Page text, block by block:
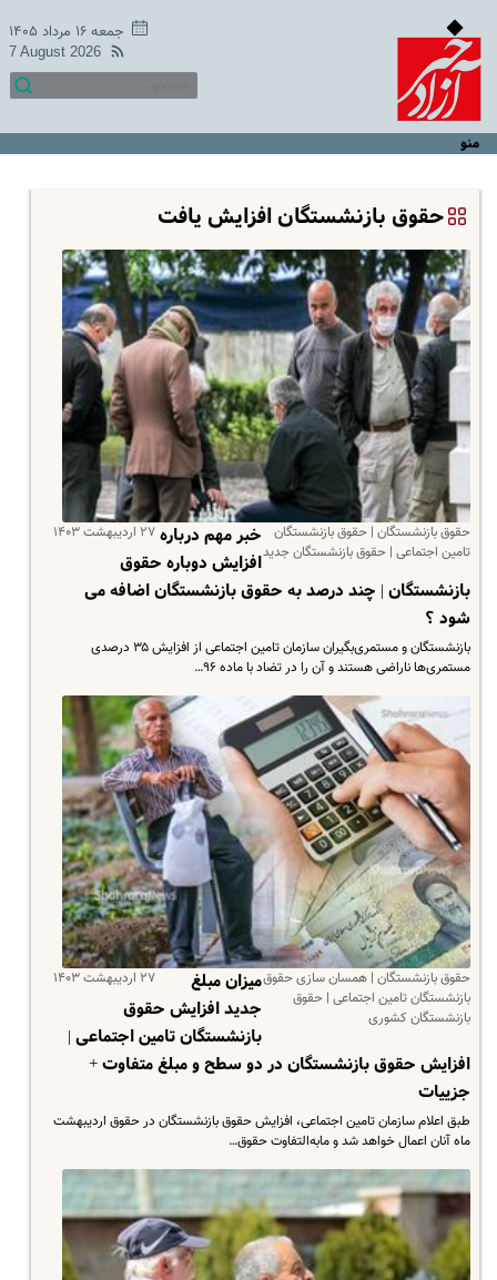
جمعه ۱۶ مرداد ۱۴۰۵
7 August 2026
منو
حقوق بازنشستگان افزایش یافت
حقوق بازنشستگان | حقوق بازنشستگان
تامین اجتماعی | حقوق بازنشستگان جدید
۲۷ اردیبهشت ۱۴۰۳ خبر مهم درباره
افزایش دوباره حقوق
بازنشستگان | چند درصد به حقوق بازنشستگان اضافه می
شود ؟
بازنشستگان و مستمری‌بگیران سازمان تامین اجتماعی از افزایش ۳۵ درصدی
مستمری‌ها ناراضی هستند و آن را در تضاد با ماده ۹۶…
حقوق بازنشستگان | همسان سازی حقوق
بازنشستگان تامین اجتماعی | حقوق
بازنشستگان کشوری
۲۷ اردیبهشت ۱۴۰۳
میزان مبلغ
جدید افزایش حقوق
بازنشستگان تامین اجتماعی |
افزایش حقوق بازنشستگان در دو سطح و مبلغ متفاوت +
جزییات
طبق اعلام سازمان تامین اجتماعی، افزایش حقوق بازنشستگان در حقوق اردیبهشت
ماه آنان اعمال خواهد شد و مابه‌التفاوت حقوق…